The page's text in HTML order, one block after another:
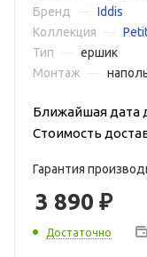
Бренд
Iddis
Коллекция
Тип
ершик
Монтаж
Ближайшая дата
Стоимость
Гарантия
3 890 ₽
Достаточно